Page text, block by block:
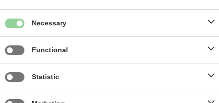
Telefon 8794 7321
Telefontid til en medarbejder i
pladsanvisningen:
Mandag: kl. 09.00 – 11.00
Tirsdag: kl. 09.00 – 11.00
Onsdag: kl. 09.00 – 11.00
Necessary
Functional
Statistic